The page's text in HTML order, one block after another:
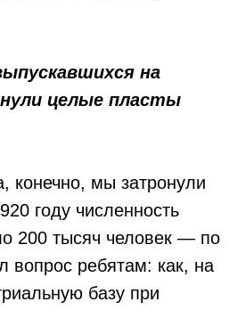
на
целые пласты
конечно, мы затронули
году численность
200 тысяч человек — по
ребятам: как, на
базу при